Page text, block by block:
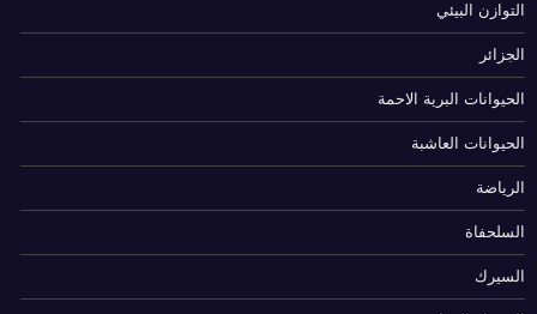
التوازن البيئي
الجزائر
الحيوانات البرية الاحمة
الحيوانات العاشبة
الرياضة
السلحفاة
السيرك